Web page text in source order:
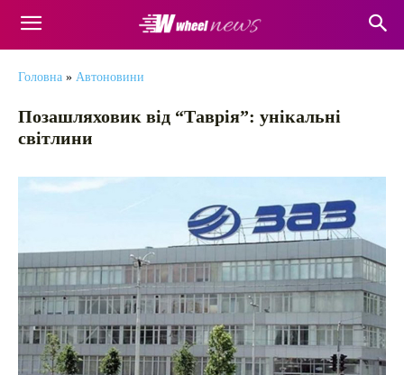
Головна » Автоновини
Позашляховик від “Таврія”: унікальні
світлини